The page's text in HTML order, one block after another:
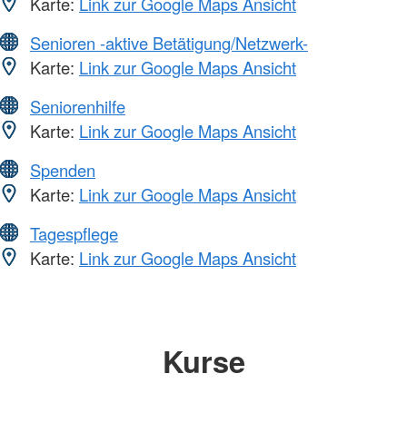
Senioren -aktive Betätigung/Netzwerk-
Karte: Link zur Google Maps Ansicht
Seniorenhilfe
Karte: Link zur Google Maps Ansicht
Spenden
Karte: Link zur Google Maps Ansicht
Tagespflege
Karte: Link zur Google Maps Ansicht
Kurse